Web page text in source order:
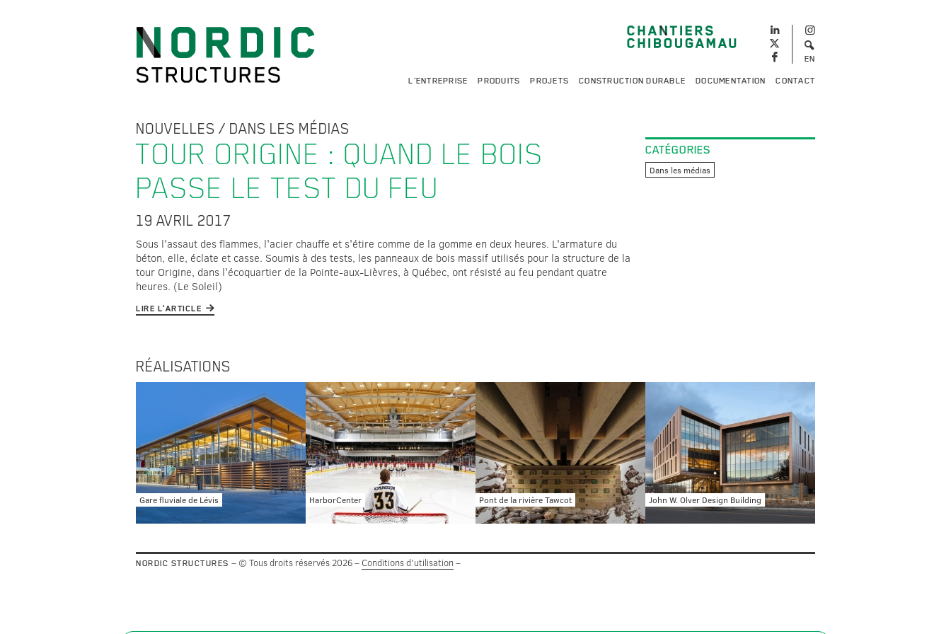
EN
L'ENTREPRISE PRODUITS PROJETS CONSTRUCTION DURABLE DOCUMENTATION CONTACT
NOUVELLES / DANS LES MÉDIAS
TOUR ORIGINE : QUAND LE BOIS
PASSE LE TEST DU FEU
19 AVRIL 2017
Sous l'assaut des flammes, l'acier chauffe et s'étire comme de la gomme en deux heures. L'armature du
béton, elle, éclate et casse. Soumis à des tests, les panneaux de bois massif utilisés pour la structure de la
tour Origine, dans l'écoquartier de la Pointe-aux-Lièvres, à Québec, ont résisté au feu pendant quatre
heures. (Le Soleil)
LIRE L'ARTICLE
CATÉGORIES
Dans les médias
RÉALISATIONS
Gare fluviale de Lévis HarborCenter Pont de la rivière Tawcot John W. Olver Design Building
NORDIC STRUCTURES – © Tous droits réservés 2026 – Conditions d'utilisation –